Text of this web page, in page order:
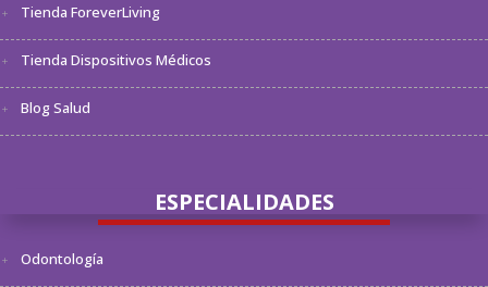
Tienda ForeverLiving
Tienda Dispositivos Médicos
Blog Salud
ESPECIALIDADES
Odontología